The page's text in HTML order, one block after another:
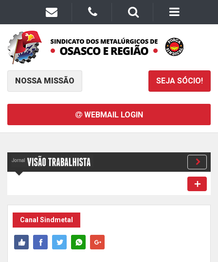
NOSSA MISSÃO SEJA SÓCIO!
WEBMAIL LOGIN
Canal Sindmetal